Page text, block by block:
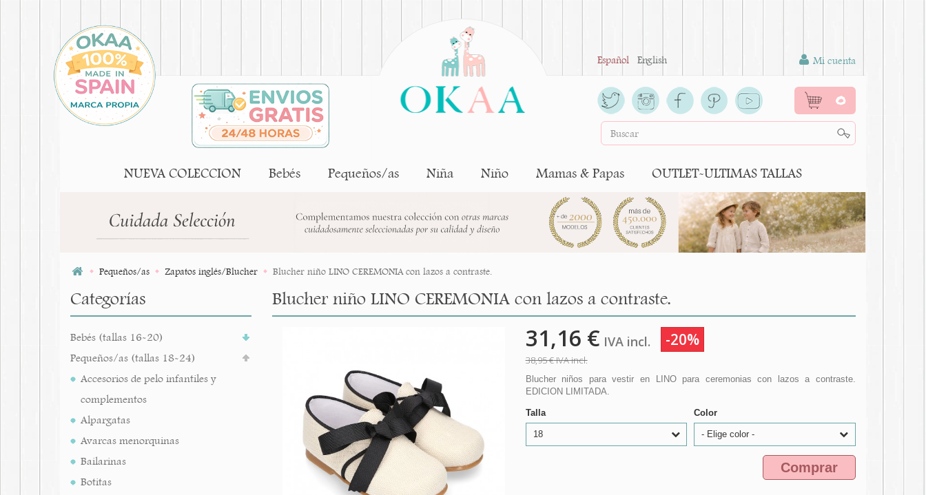
Español English Mi cuenta
0
NUEVA COLECCION Bebés Pequeños/as Niña Niño Mamas & Papas OUTLET-ULTIMAS TALLAS
Pequeños/as Zapatos inglés/Blucher Blucher niño LINO CEREMONIA con lazos a contraste.
Categorías
Bebés (tallas 16-20)
Pequeños/as (tallas 18-24)
Accesorios de pelo infantiles y
complementos
Alpargatas
Avarcas menorquinas
Bailarinas
Botitas
Blucher niño LINO CEREMONIA con lazos a contraste.
31,16 € IVA incl. -20%
38,95 €IVA incl.
Blucher niños para vestir en LINO para ceremonias con lazos a contraste.
EDICION LIMITADA.
Talla
18
Color
- Elige color -
Comprar